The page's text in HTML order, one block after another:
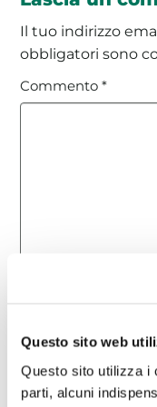
Questo sito web
Questo sito utilizza i
parti, alcuni
Il tuo indirizzo
obbligatori sono
Commento*
Email